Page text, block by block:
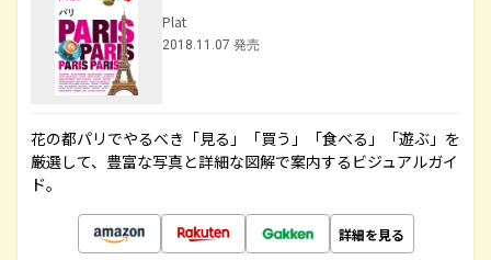
Plat
2018.11.07 発売
花の都パリでやるべき「見る」「買う」「食べる」「遊ぶ」を
厳選して、豊富な写真と詳細な図解で案内するビジュアルガイ
ド。
詳細を見る